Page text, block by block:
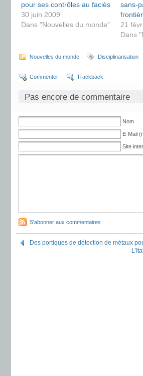
pour ses contrôles au faciès
30 juin 2009
Dans "Nouvelles du monde"
sans-
21
Dans
Nouvelles du monde Disciplinarisation
Commenter Trackback
Pas encore de commentaire
Nom
E-Mail
Site
S'abonner aux commentaires
Des portiques de détection de métaux